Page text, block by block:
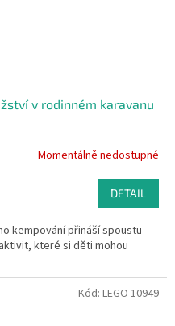
v rodinném karavanu
Momentálně nedostupné
DETAIL
kempování přináší spoustu
které si děti mohou
Kód: LEGO 10949